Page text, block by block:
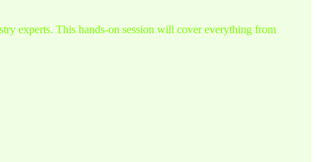
experts. This hands-on session will cover everything from